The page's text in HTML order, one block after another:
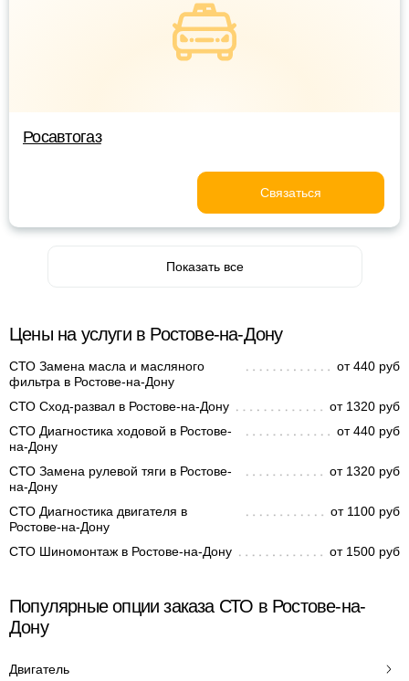
Росавтогаз
Связаться
Показать все
Цены на услуги в Ростове-на-Дону
СТО Замена масла и масляного
фильтра в Ростове-на-Дону
от 440 руб
СТО Сход-развал в Ростове-на-Дону
от 1320 руб
СТО Диагностика ходовой в Ростове-
на-Дону
от 440 руб
СТО Замена рулевой тяги в Ростове-
на-Дону
от 1320 руб
СТО Диагностика двигателя в
Ростове-на-Дону
от 1100 руб
СТО Шиномонтаж в Ростове-на-Дону от 1500 руб
Популярные опции заказа СТО в Ростове-на-
Дону
Двигатель